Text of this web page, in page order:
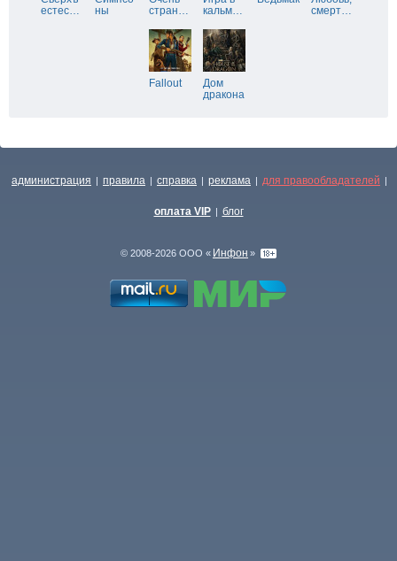
естес…
ны
стран…
кальм…
смерт…
Fallout
Дом
дракона
администрация | правила | справка | реклама | для правообладателей |
оплата VIP | блог
© 2008-2026 ООО « Инфон »